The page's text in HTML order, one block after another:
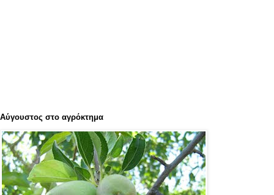
Αύγουστος στο αγρόκτημα